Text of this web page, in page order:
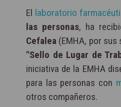
El laboratorio
las personas, ha
Cefalea (EMHA, por
"Sello de Lugar de
iniciativa de la EMHA
para las personas con
otros compañeros.